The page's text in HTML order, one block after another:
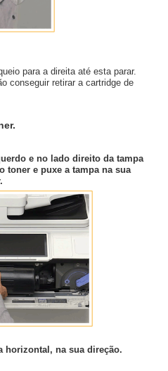
para a direita até esta parar.
conseguir retirar a cartridge de
e no lado direito da tampa
toner e puxe a tampa na sua
horizontal, na sua direção.